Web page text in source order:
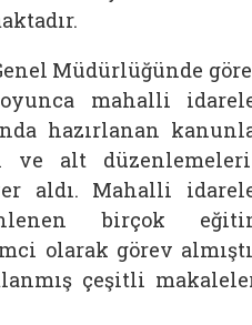
Müdürlüğünde
mahalli
hazırlanan
alt
aldı. Mahalli
birçok
olarak görev
çeşitli